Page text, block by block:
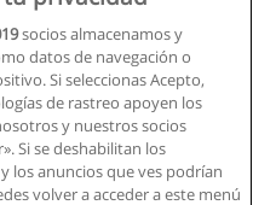
Computación
y Capacitación
socios almacenamos y
datos de navegación o
Si seleccionas Acepto,
de rastreo apoyen los
y nuestros socios
Si se deshabilitan los
los anuncios que ves podrían
volver a acceder a este menú